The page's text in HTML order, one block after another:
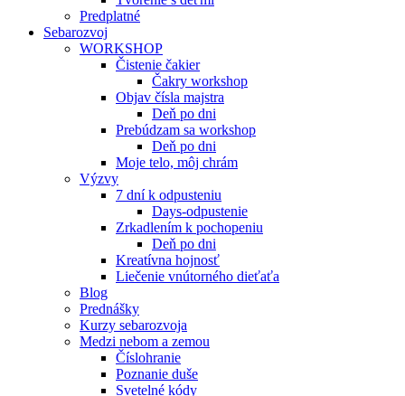
Predplatné
Sebarozvoj
WORKSHOP
Čistenie čakier
Čakry workshop
Objav čísla majstra
Deň po dni
Prebúdzam sa workshop
Deň po dni
Moje telo, môj chrám
Výzvy
7 dní k odpusteniu
Days-odpustenie
Zrkadlením k pochopeniu
Deň po dni
Kreatívna hojnosť
Liečenie vnútorného dieťaťa
Blog
Prednášky
Kurzy sebarozvoja
Medzi nebom a zemou
Číslohranie
Poznanie duše
Svetelné kódy